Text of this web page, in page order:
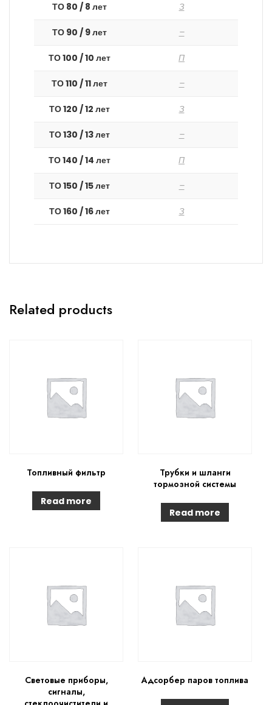
ТО 80 / 8 лет З
ТО 90 / 9 лет –
ТО 100 / 10 лет П
ТО 110 / 11 лет –
ТО 120 / 12 лет З
ТО 130 / 13 лет –
ТО 140 / 14 лет П
ТО 150 / 15 лет –
ТО 160 / 16 лет З
Related products
Топливный фильтр
Read more
Трубки и шланги
тормозной системы
Read more
Световые приборы,
сигналы,
Адсорбер паров топлива